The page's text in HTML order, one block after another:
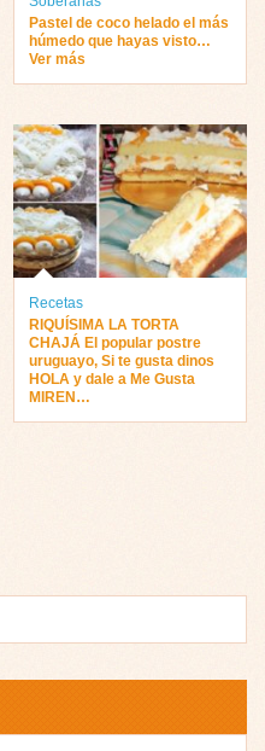
Pastel de coco helado el más
húmedo que hayas visto…
Ver más
Recetas
RIQUÍSIMA LA TORTA
CHAJÁ El popular postre
uruguayo, Si te gusta dinos
HOLA y dale a Me Gusta
MIREN…